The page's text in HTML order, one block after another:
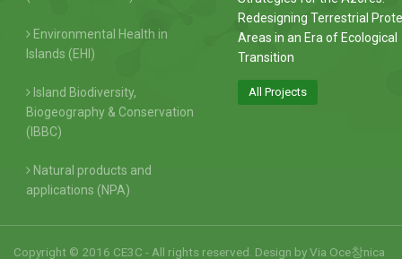
Environmental Health in
Islands (EHI)
Island Biodiversity,
Biogeography & Conservation
(IBBC)
Natural products and
applications (NPA)
Redesigning Terrestrial
Areas in an Era of Ecological
Transition
All Projects
Copyright © 2016 CE3C - All rights reserved. Design byVia Oce창nica